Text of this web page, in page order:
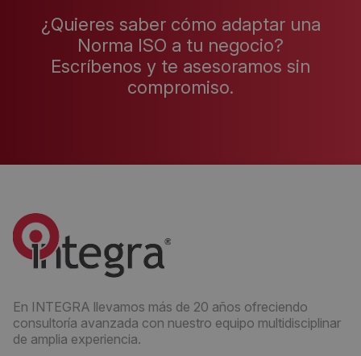
¿Quieres saber cómo adaptar una
Norma ISO a tu negocio?
Escríbenos y te asesoramos sin
compromiso.
En INTEGRA llevamos más de 20 años ofreciendo
consultoría avanzada con nuestro equipo multidisciplinar
de amplia experiencia.